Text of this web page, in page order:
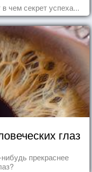
чем секрет успеха...
глаз
прекраснее